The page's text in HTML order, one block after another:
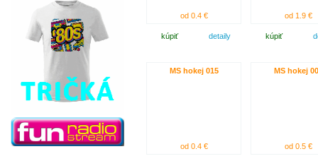
od 0.4 €
kúpiť detaily
od 1.9 €
kúpiť
MS hokej 015
od 0.4 €
MS hokej
od 0.5 €